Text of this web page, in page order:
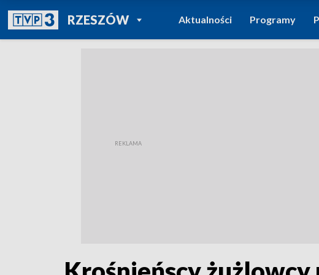
RZESZÓWPOWRÓT DO
TVP REGIONY
Aktualności Programy